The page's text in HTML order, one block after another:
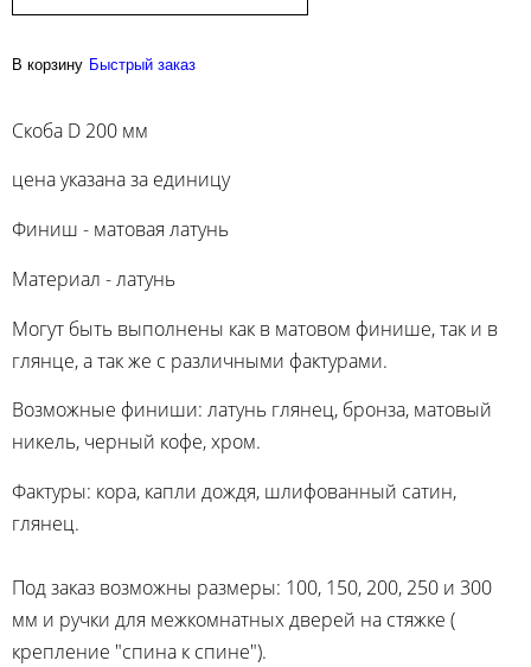
В корзину Быстрый заказ
Скоба D 200 мм
цена указана за единицу
Финиш - матовая латунь
Материал - латунь
Могут быть выполнены как в матовом финише, так и в
глянце, а так же с различными фактурами.
Возможные финиши: латунь глянец, бронза, матовый
никель, черный кофе, хром.
Фактуры: кора, капли дождя, шлифованный сатин,
глянец.
Под заказ возможны размеры: 100, 150, 200, 250 и 300
мм и ручки для межкомнатных дверей на стяжке (
крепление "спина к спине").